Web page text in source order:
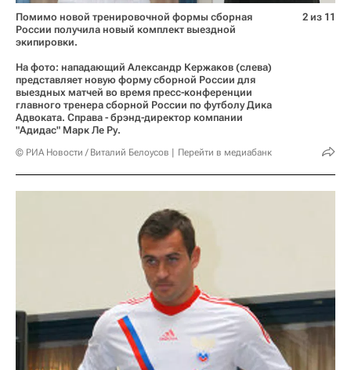
Помимо новой тренировочной формы сборная
России получила новый комплект выездной
экипировки.
На фото: нападающий Александр Кержаков (слева)
представляет новую форму сборной России для
выездных матчей во время пресс-конференции
главного тренера сборной России по футболу Дика
Адвоката. Справа - брэнд-директор компании
"Адидас" Марк Ле Ру.
© РИА Новости / Виталий Белоусов Перейти в медиабанк
2 из 11